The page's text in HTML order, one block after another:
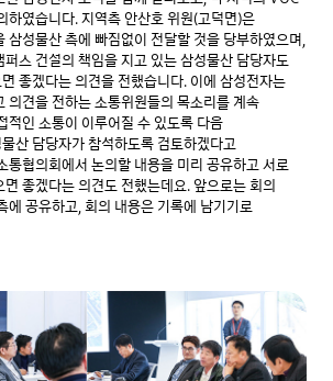
하였습니다. 지역측 안산호 위원(고덕면)은
삼성물산 측에 빠짐없이 전달할 것을 당부하였으며,
스 건설의 책임을 지고 있는 삼성물산 담당자도
좋겠다는 의견을 전했습니다. 이에 삼성전자는
의견을 전하는 소통위원들의 목소리를 계속
적인 소통이 이루어질 수 있도록 다음
산 담당자가 참석하도록 검토하겠다고
통협의회에서 논의할 내용을 미리 공유하고 서로
좋겠다는 의견도 전했는데요. 앞으로는 회의
에 공유하고, 회의 내용은 기록에 남기기로